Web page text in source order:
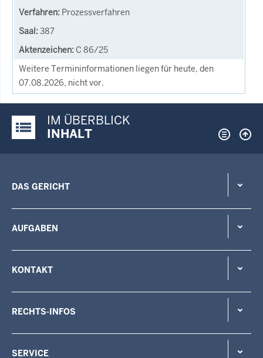
Prozessverfahren
387
C 86/25
Weitere Termininformationen liegen für heute, den
07.08.2026, nicht vor.
Justiz-Portal im Überblick:
IM ÜBERBLICK
INHALT
DAS GERICHT
AUFGABEN
KONTAKT
RECHTS-INFOS
SERVICE